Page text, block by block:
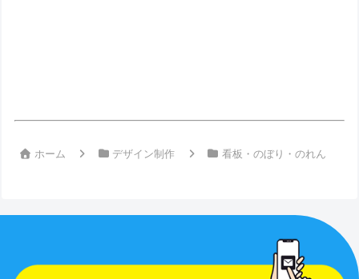
ホーム デザイン制作 看板・のぼり・のれん